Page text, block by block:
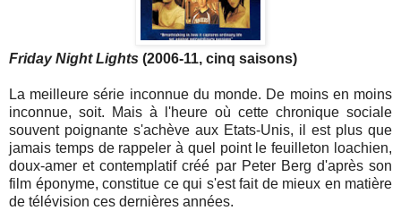
Friday Night Lights (2006-11, cinq saisons)
La meilleure série inconnue du monde. De moins en moins
inconnue, soit. Mais à l'heure où cette chronique sociale
souvent poignante s'achève aux Etats-Unis, il est plus que
jamais temps de rappeler à quel point le feuilleton loachien,
doux-amer et contemplatif créé par Peter Berg d'après son
film éponyme, constitue ce qui s'est fait de mieux en matière
de télévision ces dernières années.